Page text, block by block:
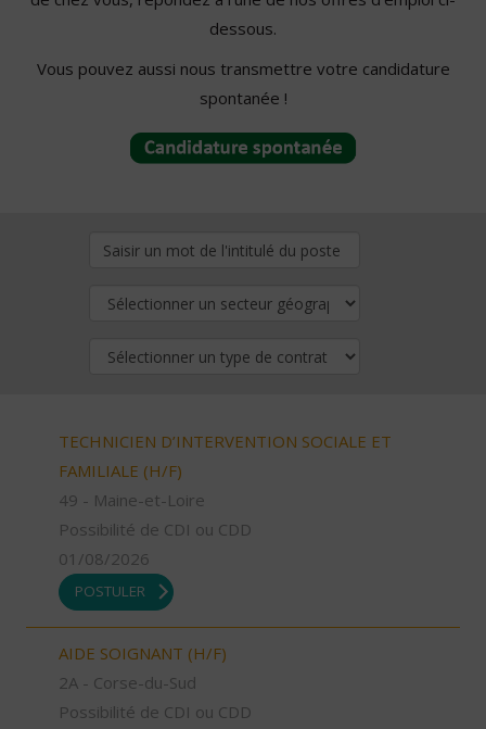
dessous.
Vous pouvez aussi nous transmettre votre candidature
spontanée !
TECHNICIEN D’INTERVENTION SOCIALE ET
FAMILIALE (H/F)
49 - Maine-et-Loire
Possibilité de CDI ou CDD
01/08/2026
POSTULER
AIDE SOIGNANT (H/F)
2A - Corse-du-Sud
Possibilité de CDI ou CDD